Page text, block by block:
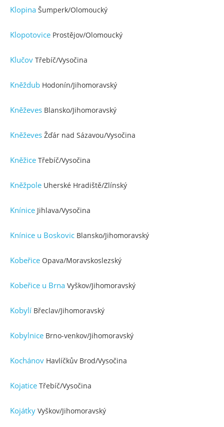
Klopina Šumperk/Olomoucký
Klopotovice Prostějov/Olomoucký
Klučov Třebíč/Vysočina
Kněždub Hodonín/Jihomoravský
Kněževes Blansko/Jihomoravský
Kněževes Žďár nad Sázavou/Vysočina
Kněžice Třebíč/Vysočina
Kněžpole Uherské Hradiště/Zlínský
Knínice Jihlava/Vysočina
Knínice u Boskovic Blansko/Jihomoravský
Kobeřice Opava/Moravskoslezský
Kobeřice u Brna Vyškov/Jihomoravský
Kobylí Břeclav/Jihomoravský
Kobylnice Brno-venkov/Jihomoravský
Kochánov Havlíčkův Brod/Vysočina
Kojatice Třebíč/Vysočina
Kojátky Vyškov/Jihomoravský